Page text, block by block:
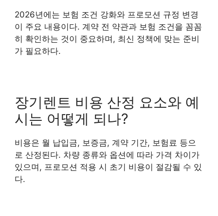
2026년에는 보험 조건 강화와 프로모션 규정 변경
이 주요 내용이다. 계약 전 약관과 보험 조건을 꼼꼼
히 확인하는 것이 중요하며, 최신 정책에 맞는 준비
가 필요하다.
장기렌트 비용 산정 요소와 예
시는 어떻게 되나?
비용은 월 납입금, 보증금, 계약 기간, 보험료 등으
로 산정된다. 차량 종류와 옵션에 따라 가격 차이가
있으며, 프로모션 적용 시 초기 비용이 절감될 수 있
다.